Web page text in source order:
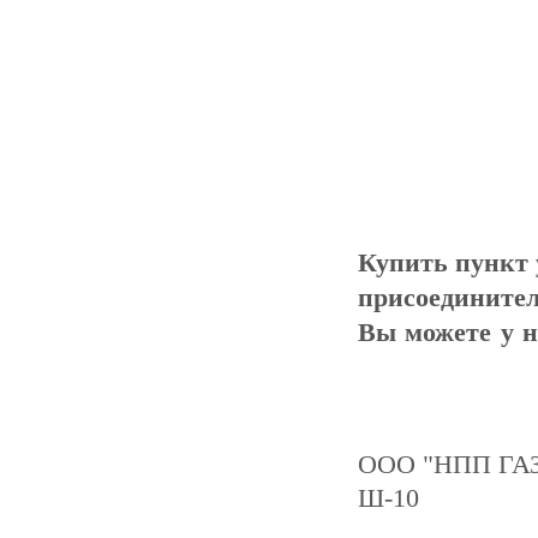
Купить
Вы можете у
ООО "НПП
Ш-10